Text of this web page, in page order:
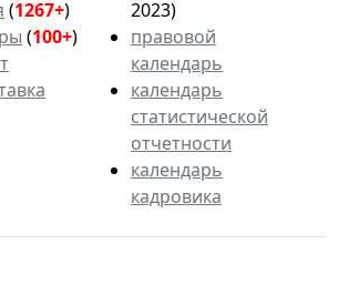
(1267+)
(100+)
2023)
правовой
календарь
календарь
статистической
отчетности
календарь
кадровика